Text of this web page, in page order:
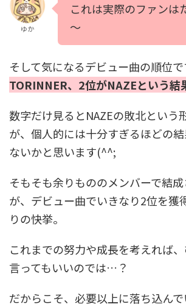
ゆか
これは実際のファンは
～
そして気になるデビュー曲の順位で
TORINNER、2位がNAZEという結
数字だけ見るとNAZEの敗北という
が、個人的には十分すぎるほどの
ないかと思います(^^;
そもそも余りもののメンバーで結
が、デビュー曲でいきなり2位を獲
りの快挙。
これまでの努力や成長を考えれば
言ってもいいのでは…？
だからこそ、必要以上に落ち込ん